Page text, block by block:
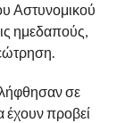
Αστυνομικού
ημεδαπούς,
σε
έχουν προβεί